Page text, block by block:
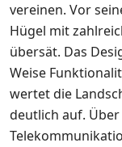
vereinen. Vor
Hügel mit
übersät. Das
Weise
wertet die
deutlich auf.